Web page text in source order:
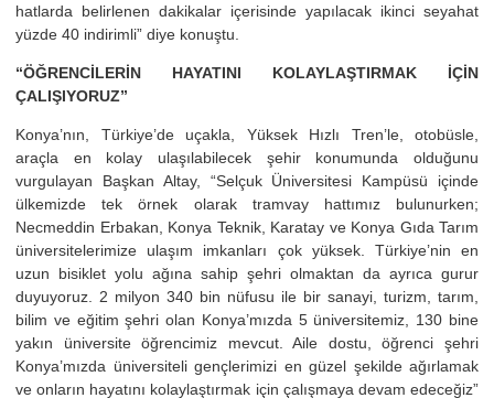
hatlarda belirlenen dakikalar içerisinde yapılacak ikinci seyahat
yüzde 40 indirimli” diye konuştu.
“ÖĞRENCİLERİN HAYATINI KOLAYLAŞTIRMAK İÇİN
ÇALIŞIYORUZ”
Konya’nın, Türkiye’de uçakla, Yüksek Hızlı Tren’le, otobüsle,
araçla en kolay ulaşılabilecek şehir konumunda olduğunu
vurgulayan Başkan Altay, “Selçuk Üniversitesi Kampüsü içinde
ülkemizde tek örnek olarak tramvay hattımız bulunurken;
Necmeddin Erbakan, Konya Teknik, Karatay ve Konya Gıda Tarım
üniversitelerimize ulaşım imkanları çok yüksek. Türkiye’nin en
uzun bisiklet yolu ağına sahip şehri olmaktan da ayrıca gurur
duyuyoruz. 2 milyon 340 bin nüfusu ile bir sanayi, turizm, tarım,
bilim ve eğitim şehri olan Konya’mızda 5 üniversitemiz, 130 bine
yakın üniversite öğrencimiz mevcut. Aile dostu, öğrenci şehri
Konya’mızda üniversiteli gençlerimizi en güzel şekilde ağırlamak
ve onların hayatını kolaylaştırmak için çalışmaya devam edeceğiz”